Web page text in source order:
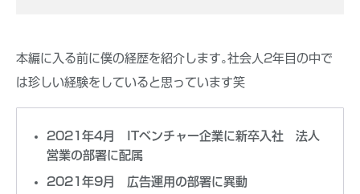
本編に入る前に僕の経歴を紹介します｡社会人2年目の中で
は珍しい経験をしていると思っています笑
2021年4月 ITベンチャー企業に新卒入社 法人
営業の部署に配属
2021年9月 広告運用の部署に異動